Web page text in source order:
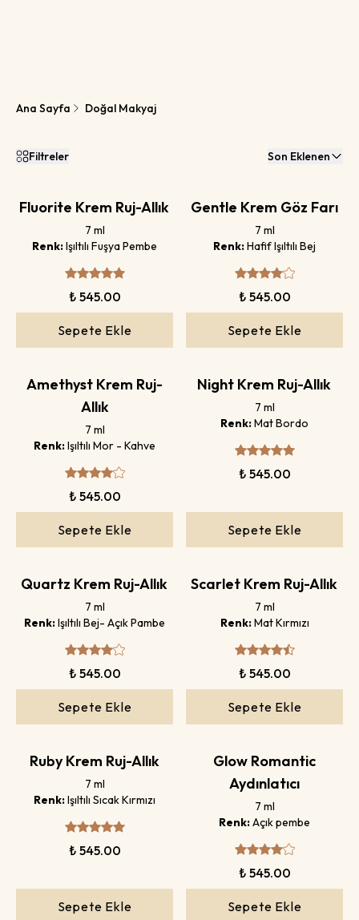
Ana Sayfa Doğal Makyaj
Filtreler Son Eklenen
Fluorite Krem Ruj-Allık
7 ml
Renk:Işıltılı Fuşya Pembe
₺ 545.00
Sepete Ekle
Gentle Krem Göz Farı
7 ml
Renk:Hafif Işıltılı Bej
₺ 545.00
Sepete Ekle
Amethyst Krem Ruj-
Allık
7 ml
Renk:Işıltılı Mor - Kahve
₺ 545.00
Sepete Ekle
Night Krem Ruj-Allık
7 ml
Renk:Mat Bordo
₺ 545.00
Sepete Ekle
Quartz Krem Ruj-Allık
7 ml
Renk:Işıltılı Bej- Açık Pambe
₺ 545.00
Sepete Ekle
Scarlet Krem Ruj-Allık
7 ml
Renk:Mat Kırmızı
₺ 545.00
Sepete Ekle
Ruby Krem Ruj-Allık
7 ml
Renk:Işıltılı Sıcak Kırmızı
₺ 545.00
Sepete Ekle
Glow Romantic
Aydınlatıcı
7 ml
Renk:Açık pembe
₺ 545.00
Sepete Ekle